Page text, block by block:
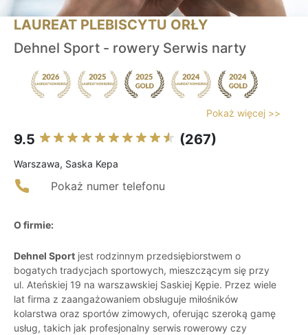
LAUREAT PLEBISCYTU ORŁY
Dehnel Sport - rowery Serwis narty
Pokaż więcej >>
9.5 (267)
Warszawa, Saska Kepa
Pokaż numer telefonu
O firmie:
Dehnel Sport jest rodzinnym przedsiębiorstwem o
bogatych tradycjach sportowych, mieszczącym się przy
ul. Ateńskiej 19 na warszawskiej Saskiej Kępie. Przez wiele
lat firma z zaangażowaniem obsługuje miłośników
kolarstwa oraz sportów zimowych, oferując szeroką gamę
usług, takich jak profesjonalny serwis rowerowy czy